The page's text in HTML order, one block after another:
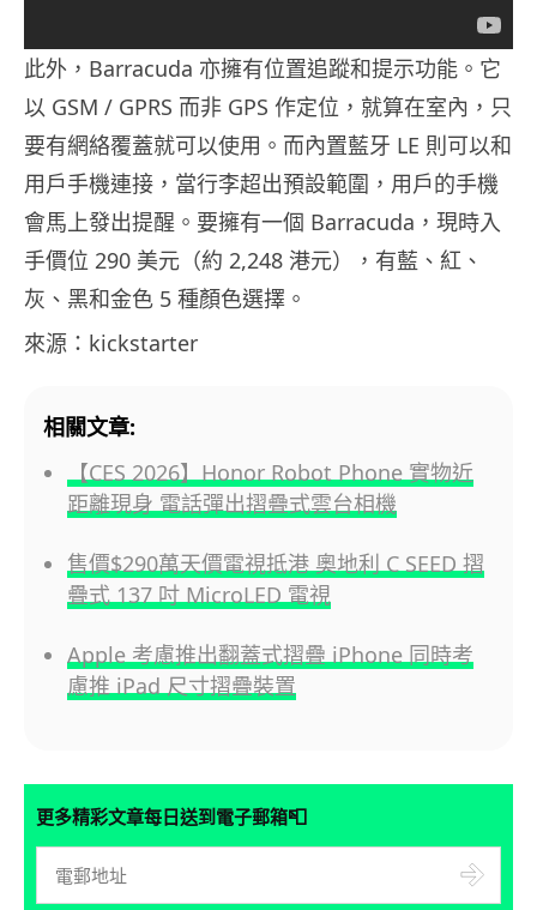
此外，Barracuda 亦擁有位置追蹤和提示功能。它
以 GSM / GPRS 而非 GPS 作定位，就算在室內，只
要有網絡覆蓋就可以使用。而內置藍牙 LE 則可以和
用戶手機連接，當行李超出預設範圍，用戶的手機
會馬上發出提醒。要擁有一個 Barracuda，現時入
手價位 290 美元（約 2,248 港元），有藍、紅、
灰、黑和金色 5 種顏色選擇。
來源：kickstarter
相關文章:
【CES 2026】Honor Robot Phone 實物近
距離現身 電話彈出摺疊式雲台相機
售價$290萬天價電視抵港 奧地利 C SEED 摺
疊式 137 吋 MicroLED 電視
Apple 考慮推出翻蓋式摺疊 iPhone 同時考
慮推 iPad 尺寸摺疊裝置
更多精彩文章每日送到電子郵箱📮